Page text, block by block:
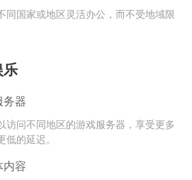
同国家或地区灵活办公，而不受地域限
器
访问不同地区的游戏服务器，享受更多
的延迟。
容